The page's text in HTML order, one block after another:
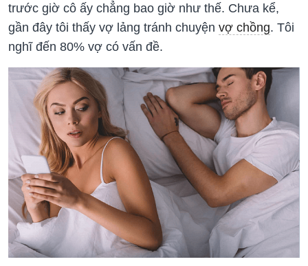
trước giờ cô ấy chẳng bao giờ như thế. Chưa kể,
gần đây tôi thấy vợ lảng tránh chuyện vợ chồng. Tôi
nghĩ đến 80% vợ có vấn đề.